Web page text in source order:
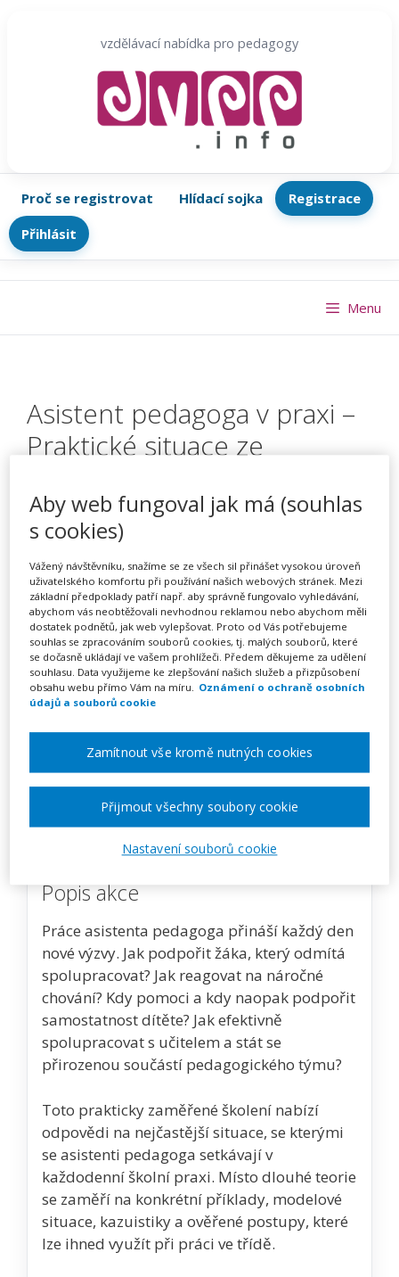
vzdělávací nabídka pro pedagogy
Proč se registrovat Hlídací sojka
Registrace
Přihlásit
Asistent pedagoga v praxi –
Praktické situace ze
TERMÍN
04. 09. 2026
MÍSTO
ONLINE
CENA
1350 Kč
Zobrazit akci na webu pořadatele
Popis akce
Práce asistenta pedagoga přináší každý den
nové výzvy. Jak podpořit žáka, který odmítá
spolupracovat? Jak reagovat na náročné
chování? Kdy pomoci a kdy naopak podpořit
samostatnost dítěte? Jak efektivně
spolupracovat s učitelem a stát se
přirozenou součástí pedagogického týmu?
Toto prakticky zaměřené školení nabízí
odpovědi na nejčastější situace, se kterými
se asistenti pedagoga setkávají v
každodenní školní praxi. Místo dlouhé teorie
se zaměří na konkrétní příklady, modelové
situace, kazuistiky a ověřené postupy, které
lze ihned využít při práci ve třídě.
Menu
Aby web fungoval jak má (souhlas
s cookies)
Vážený návštěvníku, snažíme se ze všech sil přinášet vysokou úroveň
uživatelského komfortu při používání našich webových stránek. Mezi
základní předpoklady patří např. aby správně fungovalo vyhledávání,
abychom vás neobtěžovali nevhodnou reklamou nebo abychom měli
dostatek podnětů, jak web vylepšovat. Proto od Vás potřebujeme
souhlas se zpracováním souborů cookies, tj. malých souborů, které
se dočasně ukládají ve vašem prohlížeči. Předem děkujeme za udělení
souhlasu. Data využijeme ke zlepšování našich služeb a přizpůsobení
obsahu webu přímo Vám na míru. Oznámení o ochraně osobních
údajů a souborů cookie
Nastavení souborů cookie
Zamítnout vše kromě nutných cookies
Přijmout všechny soubory cookie